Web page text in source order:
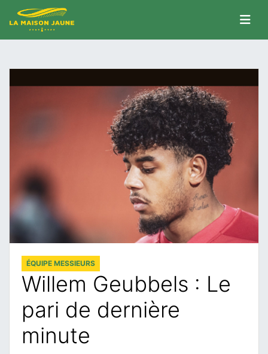
ÉQUIPE MESSIEURS
Willem Geubbels : Le
pari de dernière
minute